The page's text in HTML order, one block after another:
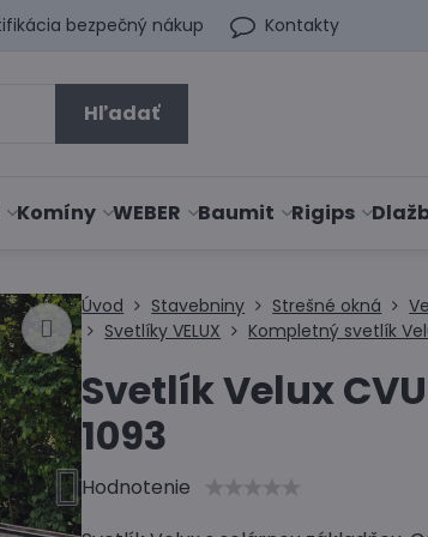
bezpečný nákup Kontakty
Hľadať
Komíny WEBER Baumit Rigips
Úvod Stavebniny Strešné okná
Svetlíky VELUX
Kompletný svetlík
Svetlík Velux CVU
1093
Hodnotenie